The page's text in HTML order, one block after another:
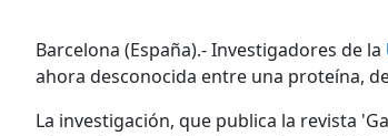
Barcelona (España).- Investigadores de la
ahora desconocida entre una proteína,
La investigación, que publica la revista